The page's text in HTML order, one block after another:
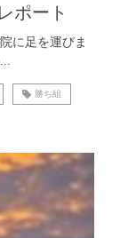
ポート
に足を運びま
勝ち組